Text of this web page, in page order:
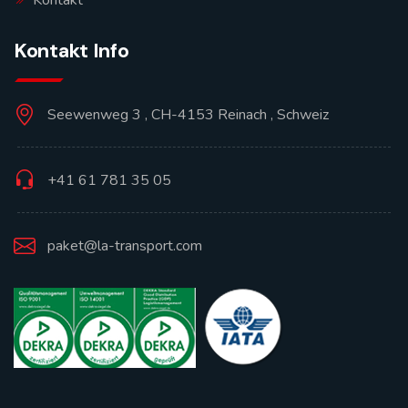
Kontakt Info
Seewenweg 3 , CH-4153 Reinach , Schweiz
+41 61 781 35 05
paket@la-transport.com